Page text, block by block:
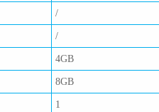
/
/
4GB
8GB
1